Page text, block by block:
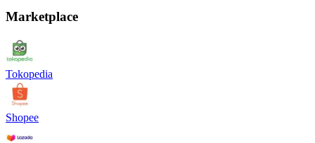
Marketplace
Tokopedia
Shopee